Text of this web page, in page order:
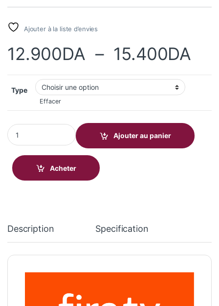
Ajouter à la liste d’envies
12.900DA – 15.400DA
Type
Effacer
Amazon FireTV Stick 4K 2nd Gen. quantity
Ajouter au panier
Acheter
Description Specification